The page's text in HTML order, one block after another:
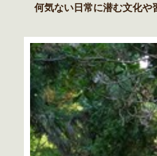
いろり端
特集「一隅を照らす」
探訪「1200年の魅力交流」
日本文化を探る
プレスアーカイブ
ニュース & トピックス
何気ない日常に潜む文化や